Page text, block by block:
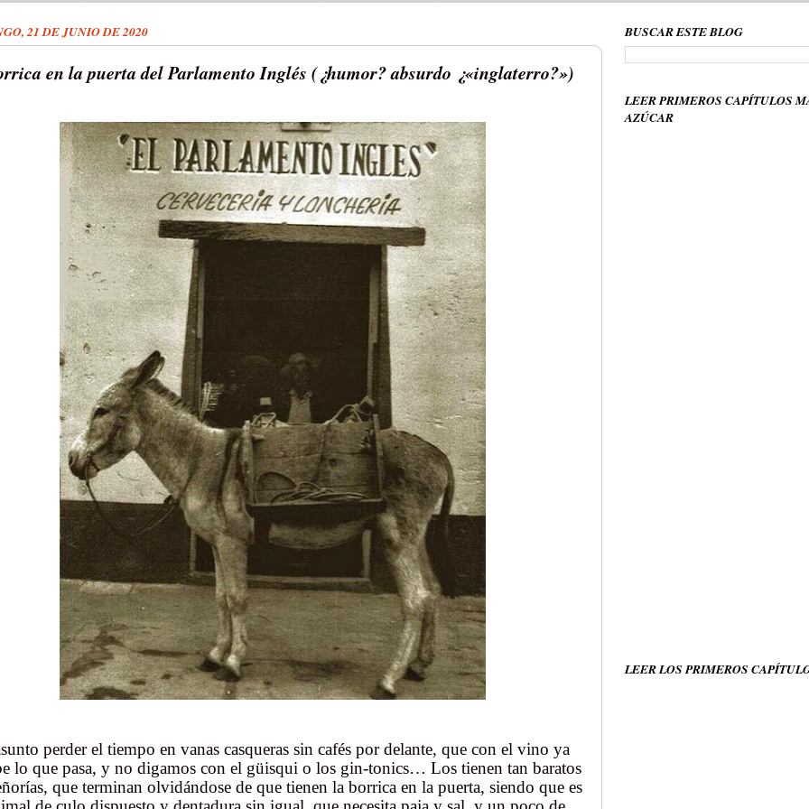
21 DE JUNIO DE 2020
en la puerta del Parlamento Inglés (¿humor? absurdo ¿«inglaterro?»)
perder el tiempo en vanas casqueras sin cafés por delante, que con el vino ya
lo que pasa, y no digamos con el güisqui o los gin-tonics… Los tienen tan baratos
que terminan olvidándose de que tienen la borrica en la puerta, siendo que es
BUSCAR ESTE BLOG
LEER PRIMEROS CAPÍTULOS
AZÚCAR
LEER LOS PRIMEROS